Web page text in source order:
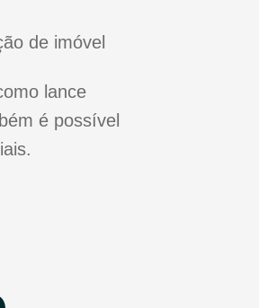
de imóvel
lance
é possível